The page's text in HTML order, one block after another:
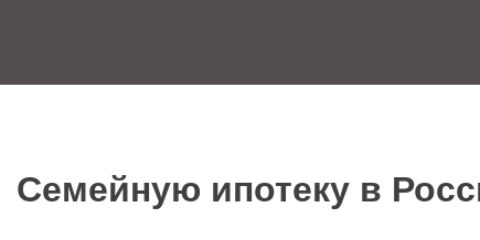
Семейную ипотеку в